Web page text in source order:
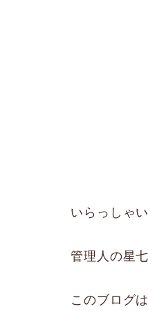
いらっしゃ
管理人の星
このブログは